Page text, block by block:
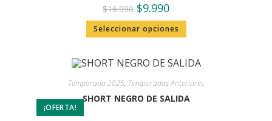
$16.990 $9.990
Seleccionar opciones
¡OFERTA!
Temporada 2025, Temporadas Anteriores
SHORT NEGRO DE SALIDA